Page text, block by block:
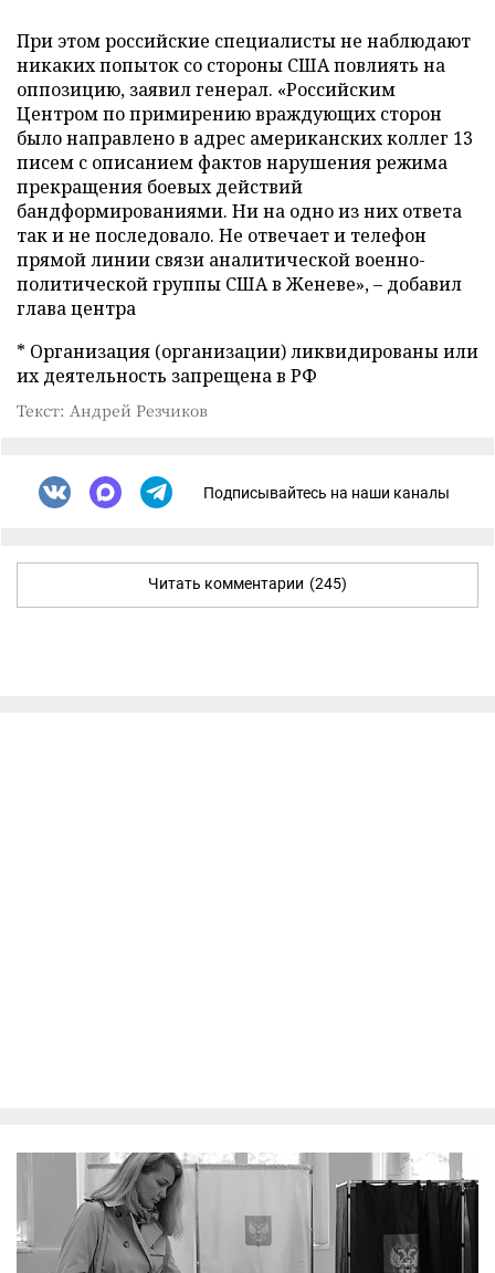
При этом российские специалисты не наблюдают
никаких попыток со стороны США повлиять на
оппозицию, заявил генерал. «Российским
Центром по примирению враждующих сторон
было направлено в адрес американских коллег 13
писем с описанием фактов нарушения режима
прекращения боевых действий
бандформированиями. Ни на одно из них ответа
так и не последовало. Не отвечает и телефон
прямой линии связи аналитической военно-
политической группы США в Женеве», – добавил
глава центра
* Организация (организации) ликвидированы или
их деятельность запрещена в РФ
Текст: Андрей Резчиков
Подписывайтесь на наши каналы
Читать комментарии (245)